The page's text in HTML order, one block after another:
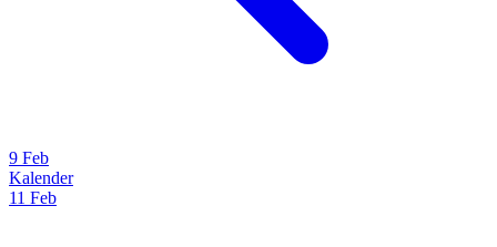
9 Feb
Kalender
11 Feb